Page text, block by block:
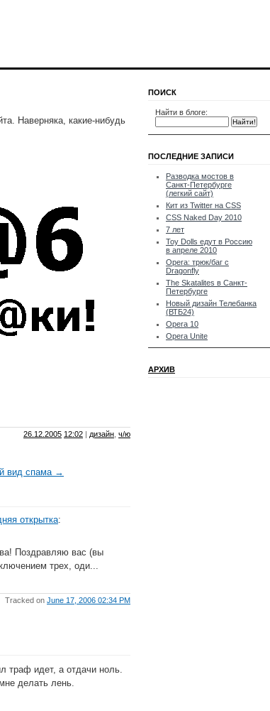
Наверняка, какие-нибудь
26.12.2005 12:02 | дизайн ч/ю
вид спама →
открытка:
Поздравляю вас (вы
трех, оди...
Tracked on June 17, 2006 02:34 PM
траф идет, а отдачи ноль.
делать лень.
ПОИСК
Найти в блоге:
ПОСЛЕДНИЕ ЗАПИСИ
Разводка мостов в
Санкт-Петербурге
(легкий сайт)
Кит из Twitter на CSS
CSS Naked Day 2010
7 лет
Toy Dolls едут в Россию
в апреле 2010
Opera: трюк/баг с
Dragonfly
The Skatalites в Санкт-
Петербурге
Новый дизайн Телебанка
(ВТБ24)
Opera 10
Opera Unite
АРХИВ